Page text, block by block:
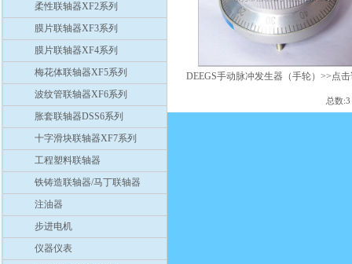
柔性联轴器XF2系列
膜片联轴器XF3系列
膜片联轴器XF4系列
梅花体联轴器XF5系列
波纹管联轴器XF6系列
胀套联轴器DSS6系列
十字滑块联轴器XF7系列
工程塑料联轴器
铁铸造联轴器/马丁联轴器
注油器
步进电机
仪器仪表
DEEGS手动脉冲发生器（手轮）>>点
总数